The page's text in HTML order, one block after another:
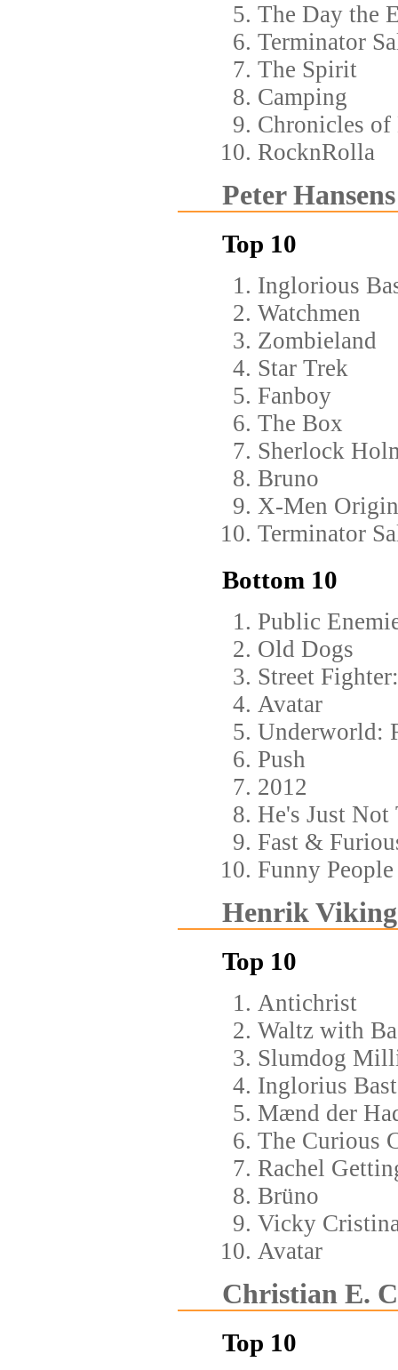
The Day the
Terminator
The Spirit
Camping
Chronicles of
RocknRolla
Peter
Top 10
Inglorious
Watchmen
Zombieland
Star Trek
Fanboy
The Box
Sherlock
Bruno
X-Men
Terminator
Bottom 10
Public
Old Dogs
Street
Avatar
Underworld:
Push
2012
He's Just
Fast &
Funny People
Henrik Viking
Top 10
Antichrist
Waltz with
Slumdog
Inglorius
Mænd der
The Curious
Rachel
Brüno
Vicky
Avatar
Christian E.
Top 10